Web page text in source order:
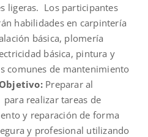
ligeras. Los participantes
habilidades en carpintería
básica, plomería
básica, pintura y
comunes de mantenimiento
Objetivo:Preparar al
realizar tareas de
y reparación de forma
y profesional utilizando